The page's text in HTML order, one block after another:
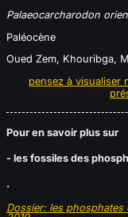
Palaeocarcharodon
Paléocène
Oued Zem, Khouribga,
pensez à visualiser
Pour en savoir plus sur
- les fossiles des
.
Dossier: les phosphates